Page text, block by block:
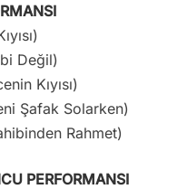
Değil)
Kıyısı)
Şafak Solarken)
Rahmet)
PERFORMANSI